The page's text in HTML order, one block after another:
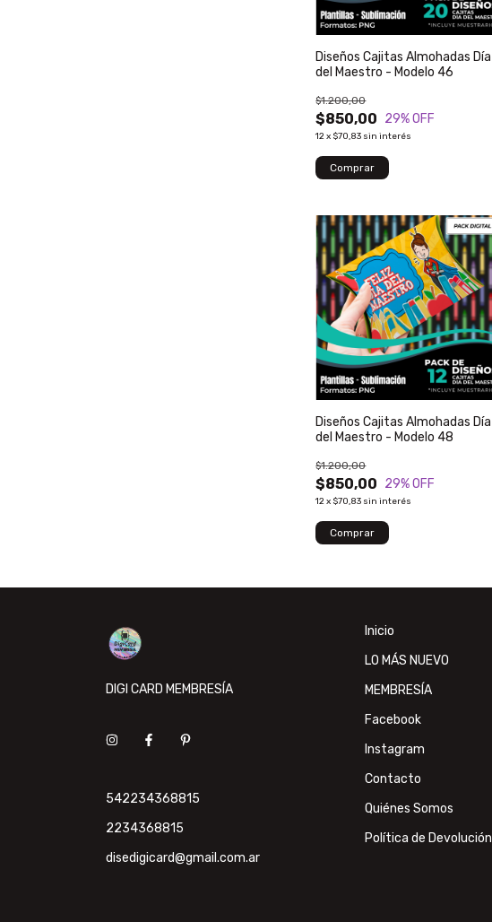
Diseños Cajitas Almohadas Día
del Maestro - Modelo 46
$850,00
$1.200,00
29% OFF
12x $70,83 sin interés
Diseños Cajitas Almohadas Día
del Maestro - Modelo 48
$850,00
$1.200,00
29% OFF
12x $70,83 sin interés
DIGI CARD MEMBRESÍA
542234368815
2234368815
disedigicard@gmail.com.ar
Inicio
LO MÁS NUEVO
MEMBRESÍA
Facebook
Instagram
Contacto
Quiénes Somos
Política de Devolución